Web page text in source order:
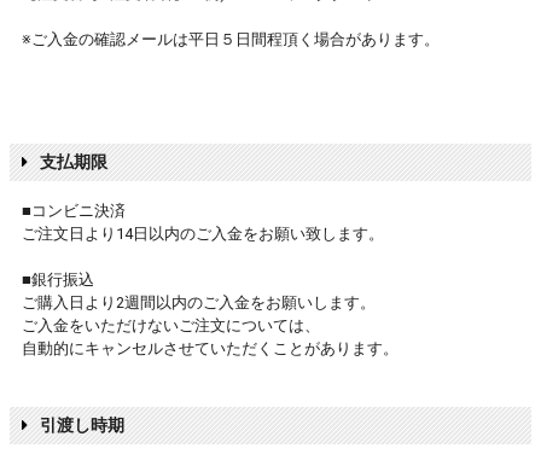
※ご入金の確認メールは平日５日間程頂く場合があります。
支払期限
■コンビニ決済
ご注文日より14日以内のご入金をお願い致します。
■銀行振込
ご購入日より2週間以内のご入金をお願いします。
ご入金をいただけないご注文については、
自動的にキャンセルさせていただくことがあります。
引渡し時期